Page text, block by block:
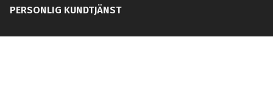
PERSONLIG KUNDTJÄNST